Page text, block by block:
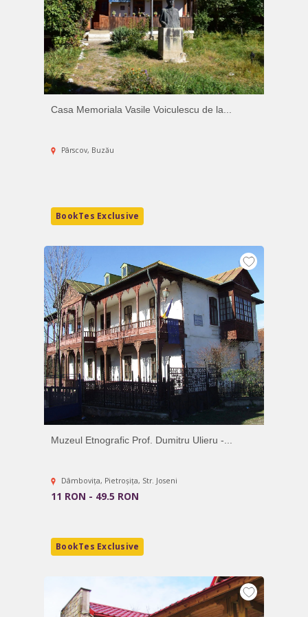
Casa Memoriala Vasile Voiculescu de la...
Pârscov, Buzău
BookTes Exclusive
Muzeul Etnografic Prof. Dumitru Ulieru -...
Dâmboviţa, Pietroşiţa, Str. Joseni
11 RON - 49.5 RON
BookTes Exclusive